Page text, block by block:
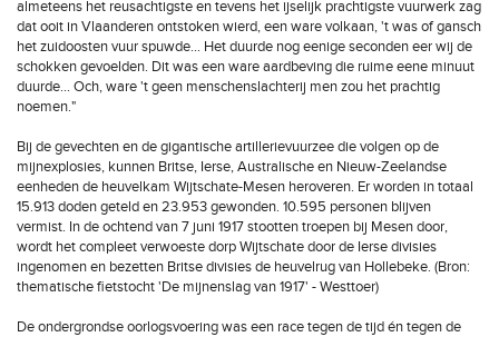
almeteens het reusachtigste en tevens het ijselijk prachtigste vuurwerk zag
dat ooit in Vlaanderen ontstoken wierd, een ware volkaan, 't was of gansch
het zuidoosten vuur spuwde... Het duurde nog eenige seconden eer wij de
schokken gevoelden. Dit was een ware aardbeving die ruime eene minuut
duurde... Och, ware 't geen menschenslachterij men zou het prachtig
noemen."
Bij de gevechten en de gigantische artillerievuurzee die volgen op de
mijnexplosies, kunnen Britse, Ierse, Australische en Nieuw-Zeelandse
eenheden de heuvelkam Wijtschate-Mesen heroveren. Er worden in totaal
15.913 doden geteld en 23.953 gewonden. 10.595 personen blijven
vermist. In de ochtend van 7 juni 1917 stootten troepen bij Mesen door,
wordt het compleet verwoeste dorp Wijtschate door de Ierse divisies
ingenomen en bezetten Britse divisies de heuvelrug van Hollebeke. (Bron:
thematische fietstocht 'De mijnenslag van 1917' - Westtoer)
De ondergrondse oorlogsvoering was een race tegen de tijd én tegen de